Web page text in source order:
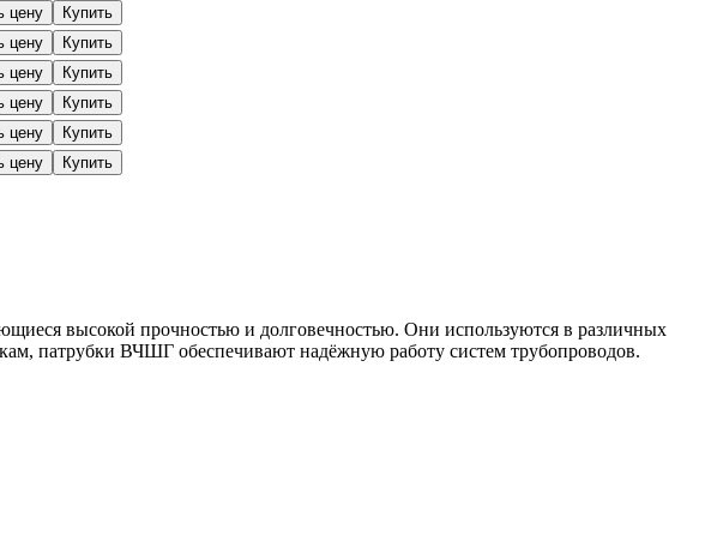
цену Купить
цену Купить
цену Купить
цену Купить
цену Купить
цену
Купить
высокой прочностью и долговечностью. Они используются в различных
патрубки ВЧШГ обеспечивают надёжную работу систем трубопроводов.